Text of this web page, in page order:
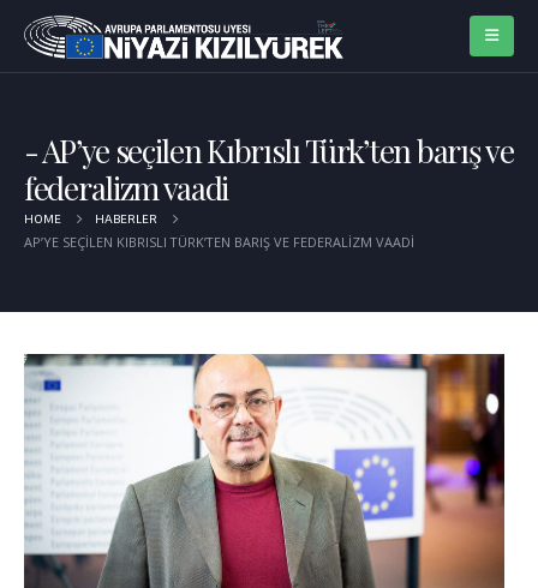
AP’ye seçilen Kıbrıslı Türk’ten barış ve
federalizm vaadi
HOME HABERLER
AP’YE SEÇILEN KIBRISLI TÜRK’TEN BARIŞ VE FEDERALIZM VAADI